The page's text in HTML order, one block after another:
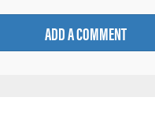
ADD A COMMENT